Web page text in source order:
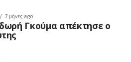
7 μήνες ago
Γκούμα απέκτησε ο